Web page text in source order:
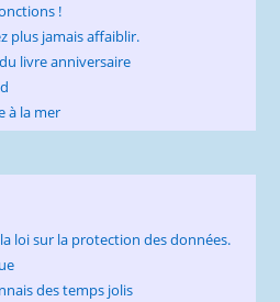
!
plus jamais affaiblir.
livre anniversaire
à la mer
loi sur la protection des données.
des temps jolis